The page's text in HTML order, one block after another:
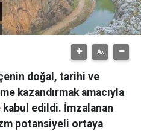
doğal, tarihi ve
kazandırmak amacıyla
kabul edildi. İmzalanan
potansiyeli ortaya